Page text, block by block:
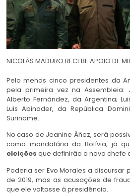
NICOLÁS MADURO RECEBE APOIO DE
Pelo menos cinco presidentes da
pela primeira vez na Assembleia:
Alberto Fernández, da Argentina;
Luis Abinader, da República
Suriname.
No caso de Jeanine Áñez, será
como mandatária da Bolívia, já
eleições que definirão o novo chefe
Poderia ser Evo Morales a
de 2019, mas as acusações de
que ele voltasse à presidência.